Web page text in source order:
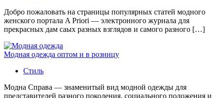
Добро пожаловать на страницы популярных статей модного
женского портала A Priori — электронного журнала для
прекрасных дам саых разных взглядов и самого разного […]
Модная одежда оптом и в розницу
Стиль
Модна Справа — знаменитый вид модной одежды для
представителей разного поколения, социального положения и